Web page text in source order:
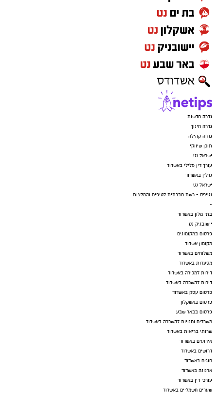
גדרה חדשות
גדרה חינוך
גדרה קהילה
תוכן שיווקי
ישראל נט
עורך דין פלילי באשדוד
נדל"ן באשדוד
ישראל נט
נטיפס - רשת חברתית לטיפים והמלצות
-
בתי מלון באשדוד
יישובניק נט
פרסום במקומונים
מקומון אשדוד
משלוחים באשדוד
מסעדות באשדוד
דירות למכירה באשדוד
דירות להשכרה באשדוד
פרסום עסק באשדוד
פרסום באשקלון
פרסום בבאר שבע
משרדים וחנויות להשכרה באשדוד
שרותי בריאות באשדוד
אירועים באשדוד
דרושים באשדוד
חוגים באשדוד
ארנונה באשדוד
עורכי דין באשדוד
שערים חשמליים באשדוד